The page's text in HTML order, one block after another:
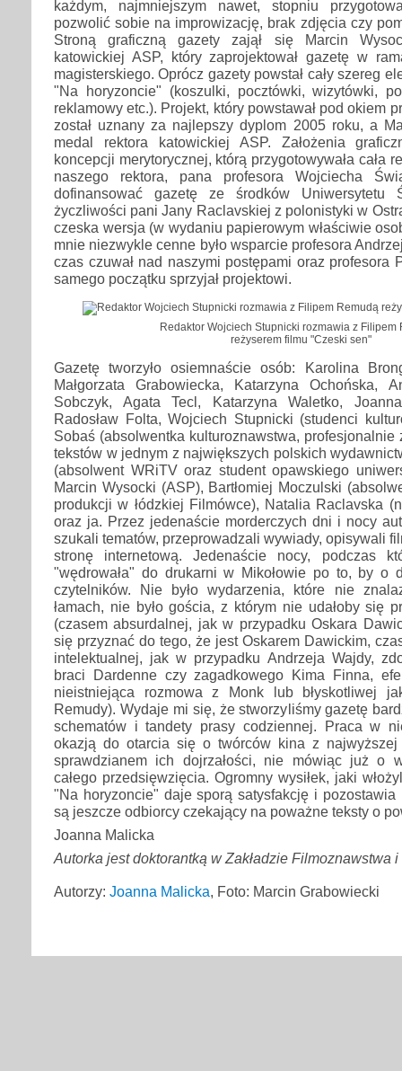
każdym, najmniejszym nawet, stopniu
pozwolić sobie na improwizację, brak zdjęcia czy
Stroną graficzną gazety zajął się Marcin
katowickiej ASP, który zaprojektował gazetę w
magisterskiego. Oprócz gazety powstał cały szereg
"Na horyzoncie" (koszulki, pocztówki, wizytówki,
reklamowy etc.). Projekt, który powstawał pod okiem
został uznany za najlepszy dyplom 2005 roku, a
medal rektora katowickiej ASP. Założenia
koncepcji merytorycznej, którą przygotowywała cała
naszego rektora, pana profesora Wojciecha
dofinansować gazetę ze środków Uniwersytetu
życzliwości pani Jany Raclavskiej z polonistyki w
czeska wersja (w wydaniu papierowym właściwie
mnie niezwykle cenne było wsparcie profesora
czas czuwał nad naszymi postępami oraz profesora
samego początku sprzyjał projektowi.
Redaktor Wojciech Stupnicki rozmawia z Filipem
reżyserem filmu "Czeski sen"
Gazetę tworzyło osiemnaście osób: Karolina
Małgorzata Grabowiecka, Katarzyna Ochońska,
Sobczyk, Agata Tecl, Katarzyna Waletko,
Radosław Folta, Wojciech Stupnicki (studenci
Sobaś (absolwentka kulturoznawstwa,
tekstów w jednym z największych polskich
(absolwent WRiTV oraz student opawskiego
Marcin Wysocki (ASP), Bartłomiej Moczulski
produkcji w łódzkiej Filmówce), Natalia Raclavska
oraz ja. Przez jedenaście morderczych dni i nocy
szukali tematów, przeprowadzali wywiady, opisywali
stronę internetową. Jedenaście nocy, podczas
"wędrowała" do drukarni w Mikołowie po to, by o
czytelników. Nie było wydarzenia, które nie
łamach, nie było gościa, z którym nie udałoby się
(czasem absurdalnej, jak w przypadku Oskara
się przyznać do tego, że jest Oskarem Dawickim,
intelektualnej, jak w przypadku Andrzeja Wajdy,
braci Dardenne czy zagadkowego Kima Finna,
nieistniejąca rozmowa z Monk lub błyskotliwej
Remudy). Wydaje mi się, że stworzyliśmy gazetę
schematów i tandety prasy codziennej. Praca w
okazją do otarcia się o twórców kina z najwyższej
sprawdzianem ich dojrzałości, nie mówiąc już o
całego przedsięwzięcia. Ogromny wysiłek, jaki
"Na horyzoncie" daje sporą satysfakcję i
są jeszcze odbiorcy czekający na poważne teksty o
Joanna Malicka
Autorka jest doktorantką w Zakładzie Filmoznawstwa
Autorzy: Joanna Malicka, Foto: Marcin Grabowiecki